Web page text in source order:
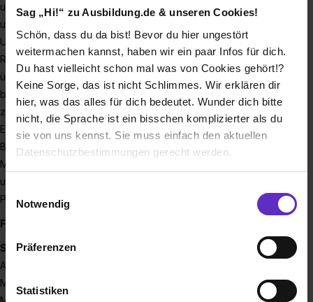
Sag „Hi!“ zu Ausbildung.de & unseren Cookies!
Schön, dass du da bist! Bevor du hier ungestört
weitermachen kannst, haben wir ein paar Infos für dich.
Du hast vielleicht schon mal was von Cookies gehört!?
Keine Sorge, das ist nicht Schlimmes. Wir erklären dir
hier, was das alles für dich bedeutet. Wunder dich bitte
nicht, die Sprache ist ein bisschen komplizierter als du
sie von uns kennst. Sie muss einfach den aktuellen
Datenschutzbestimmungen gerecht werden.
Benutzung der Webseite getroffenen Einstellungen zu
Webseite zu analysieren („Statistiken“), um
Notwendig
Präferenzen
Statistiken
umfangreichen Leistungsspektrum im Tief-, Hoch-, Straßen-
und Ingenieurbau sowie in weiteren Spezialbereichen.
Unsere Haupteinsatzgebiete sind Baden, Hessen und
Rheinland-Pfalz, wir haben Niederlassungen vom Bodensee
über den Breisgau bis nach Mannheim. Im Mittelpunkt stehen
bei uns neben unserem modernsten Maschinenpark unsere
zwischenzeitlich mehr als 800 Mitarbeiter: Nur durch ihr
Engagement konnten wir uns zu einem der wichtigsten
Bauunternehmen in Baden-Württemberg entwickeln. Unsere
Mitarbeiter sind das, was uns erfolgreich macht: Sie prägen
unsere Unternehmenskultur und schaffen mit ihrer
Professionalität Vertrauen in unser Unternehmen.
Folgende Ausbildungen bieten wir an:
STRASSENBAUER (w/m/d)
Ausbildungsdauer: 3 Jahre
Mögliche Niederlassungen für diese Ausbildung: Achern,